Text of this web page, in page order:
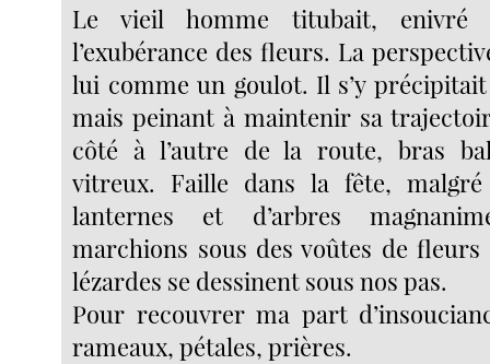
Le vieil homme titubait, enivré
l’exubérance des fleurs. La
lui comme un goulot. Il s’y précipitait
mais peinant à maintenir sa
côté à l’autre de la route, bras
vitreux. Faille dans la fête,
lanternes et d’arbres
marchions sous des voûtes de fleurs
lézardes se dessinent sous nos pas.
Pour recouvrer ma part
rameaux, pétales, prières.